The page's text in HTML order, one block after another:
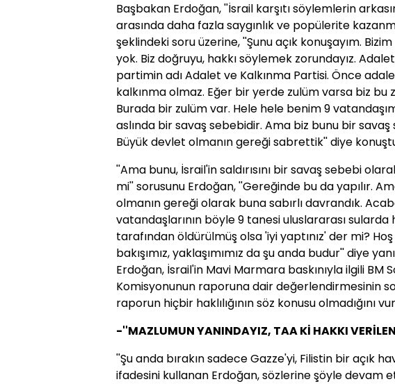
Başbakan Erdoğan, ''İsrail karşıtı söylemlerin
arasında daha fazla saygınlık ve popülerite
şeklindeki soru üzerine, ''Şunu açık konuşayım.
yok. Biz doğruyu, hakkı söylemek zorundayız.
partimin adı Adalet ve Kalkınma Partisi. Önce
kalkınma olmaz. Eğer bir yerde zulüm varsa biz bu
Burada bir zulüm var. Hele hele benim 9
aslında bir savaş sebebidir. Ama biz bunu bir savaş
Büyük devlet olmanın gereği sabrettik'' diye
''Ama bunu, İsrail'in saldırısını bir savaş sebebi
mi'' sorusunu Erdoğan, ''Gereğinde bu da yapılır.
olmanın gereği olarak buna sabırlı davrandık.
vatandaşlarının böyle 9 tanesi uluslararası
tarafından öldürülmüş olsa 'iyi yaptınız' der mi? Hoş
bakışımız, yaklaşımımız da şu anda budur'' diye
Erdoğan, İsrail'in Mavi Marmara baskınıyla ilgili BM
Komisyonunun raporuna dair değerlendirmesinin
raporun hiçbir haklılığının söz konusu olmadığını
-''MAZLUMUN YANINDAYIZ, TAA Kİ HAKKI
''Şu anda bırakın sadece Gazze'yi, Filistin bir açık
ifadesini kullanan Erdoğan, sözlerine şöyle devam